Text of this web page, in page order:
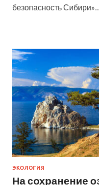
безопасность
ЭКОЛОГИЯ
На сохранение